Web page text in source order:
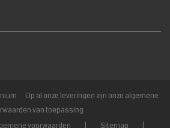
Op al onze leveringen zijn onze algemene
van toepassing
voorwaarden Sitemap